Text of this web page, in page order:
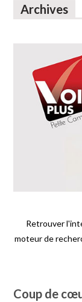
Archives
Retrouver
moteur de
Coup de